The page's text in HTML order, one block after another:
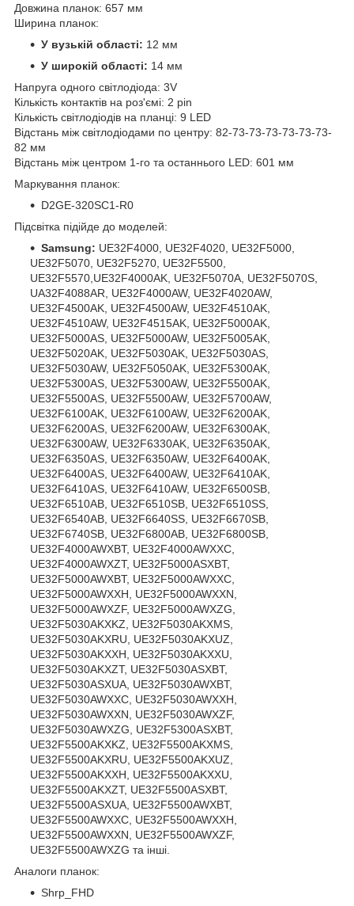
Довжина планок: 657 мм
Ширина планок:
У вузькій області: 12 мм
У широкій області: 14 мм
Напруга одного світлодіода: 3V
Кількість контактів на роз'ємі: 2 pin
Кількість світлодіодів на планці: 9 LED
Відстань між світлодіодами по центру: 82-73-73-73-73-73-73-
82 мм
Відстань між центром 1-го та останнього LED: 601 мм
Маркування планок:
D2GE-320SC1-R0
Підсвітка підійде до моделей:
Samsung: UE32F4000, UE32F4020, UE32F5000,
UE32F5070, UE32F5270, UE32F5500,
UE32F5570,UE32F4000AK, UE32F5070A, UE32F5070S,
UA32F4088AR, UE32F4000AW, UE32F4020AW,
UE32F4500AK, UE32F4500AW, UE32F4510AK,
UE32F4510AW, UE32F4515AK, UE32F5000AK,
UE32F5000AS, UE32F5000AW, UE32F5005AK,
UE32F5020AK, UE32F5030AK, UE32F5030AS,
UE32F5030AW, UE32F5050AK, UE32F5300AK,
UE32F5300AS, UE32F5300AW, UE32F5500AK,
UE32F5500AS, UE32F5500AW, UE32F5700AW,
UE32F6100AK, UE32F6100AW, UE32F6200AK,
UE32F6200AS, UE32F6200AW, UE32F6300AK,
UE32F6300AW, UE32F6330AK, UE32F6350AK,
UE32F6350AS, UE32F6350AW, UE32F6400AK,
UE32F6400AS, UE32F6400AW, UE32F6410AK,
UE32F6410AS, UE32F6410AW, UE32F6500SB,
UE32F6510AB, UE32F6510SB, UE32F6510SS,
UE32F6540AB, UE32F6640SS, UE32F6670SB,
UE32F6740SB, UE32F6800AB, UE32F6800SB,
UE32F4000AWXBT, UE32F4000AWXXC,
UE32F4000AWXZT, UE32F5000ASXBT,
UE32F5000AWXBT, UE32F5000AWXXC,
UE32F5000AWXXH, UE32F5000AWXXN,
UE32F5000AWXZF, UE32F5000AWXZG,
UE32F5030AKXKZ, UE32F5030AKXMS,
UE32F5030AKXRU, UE32F5030AKXUZ,
UE32F5030AKXXH, UE32F5030AKXXU,
UE32F5030AKXZT, UE32F5030ASXBT,
UE32F5030ASXUA, UE32F5030AWXBT,
UE32F5030AWXXC, UE32F5030AWXXH,
UE32F5030AWXXN, UE32F5030AWXZF,
UE32F5030AWXZG, UE32F5300ASXBT,
UE32F5500AKXKZ, UE32F5500AKXMS,
UE32F5500AKXRU, UE32F5500AKXUZ,
UE32F5500AKXXH, UE32F5500AKXXU,
UE32F5500AKXZT, UE32F5500ASXBT,
UE32F5500ASXUA, UE32F5500AWXBT,
UE32F5500AWXXC, UE32F5500AWXXH,
UE32F5500AWXXN, UE32F5500AWXZF,
UE32F5500AWXZG та інші.
Аналоги планок:
Shrp_FHD